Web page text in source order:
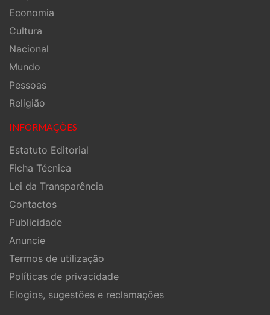
Economia
Cultura
Nacional
Mundo
Pessoas
Religião
INFORMAÇÕES
Estatuto Editorial
Ficha Técnica
Lei da Transparência
Contactos
Publicidade
Anuncie
Termos de utilização
Políticas de privacidade
Elogios, sugestões e reclamações